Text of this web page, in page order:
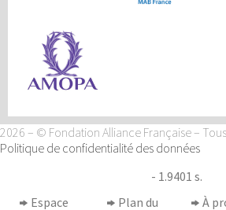
2026 – © Fondation Alliance Française –
Politique de confidentialité des données
- 1.9401 s.
Espace
Plan du
À